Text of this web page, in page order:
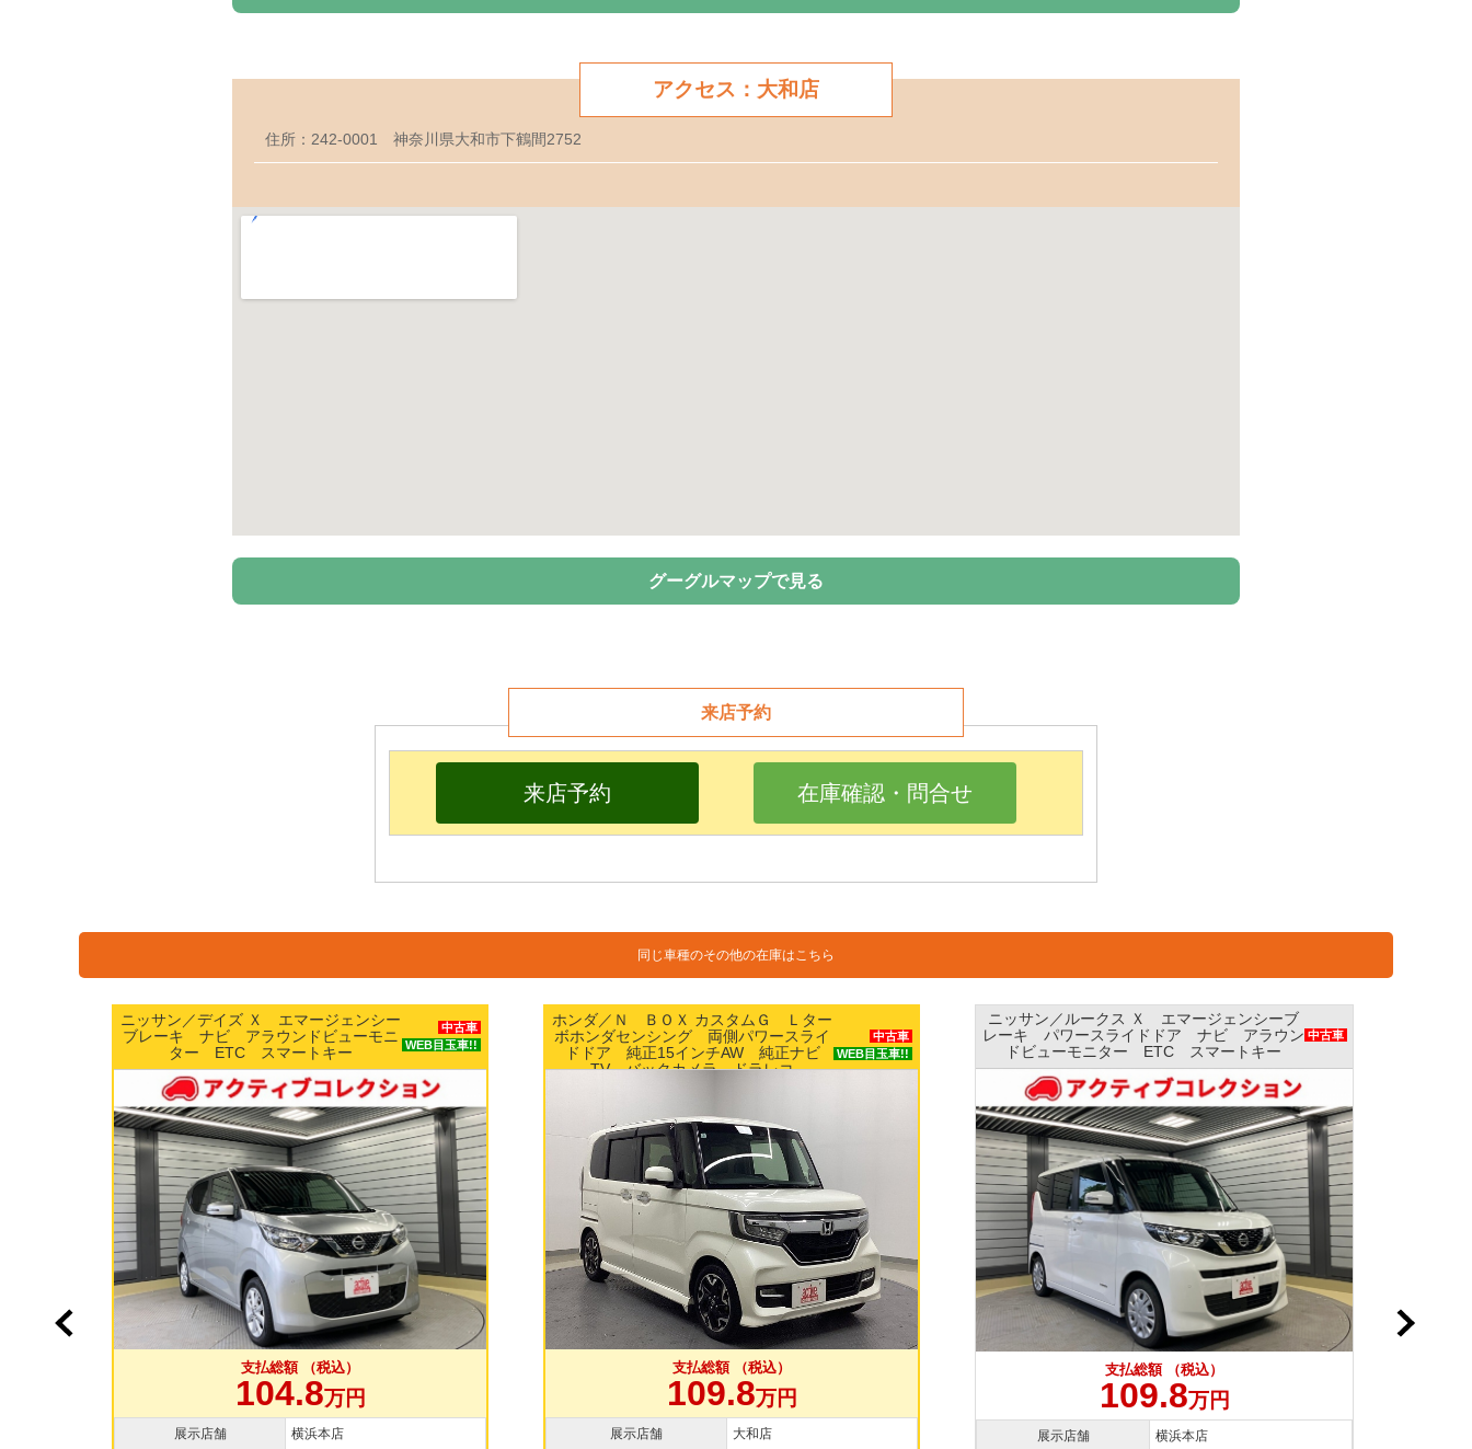
アクセス：大和店
住所：242-0001 神奈川県大和市下鶴間2752
グーグルマップで見る
来店予約
来店予約 在庫確認・問合せ
同じ車種のその他の在庫はこちら
ホンダ／Ｎ ＢＯＸ カスタムＧ Ｌター
ボホンダセンシング 両側パワースライ
ドドア 純正15インチAW 純正ナビ
TV バックカメラ ドラレコ
WEB目玉車!!
支払総額 （税込）
109.8
ニッサン／ルークス Ｘ エマージェンシーブ
レーキ パワースライドドア ナビ アラウン
ドビューモニター ETC スマートキー
支払総額 （税込）
109.8
ニッサン／ルークス Ｘ エマージェンシーブレ
ーキ パワースライドドア ナビ 全方位モニ
ター AAC
支払総額 （税込）
109.8